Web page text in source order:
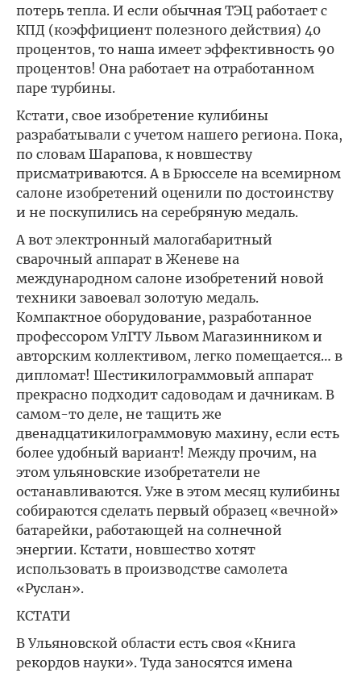
потерь тепла. И если обычная ТЭЦ работает с
КПД (коэффициент полезного действия) 40
процентов, то наша имеет эффективность 90
процентов! Она работает на отработанном
паре турбины.
Кстати, свое изобретение кулибины
разрабатывали с учетом нашего региона. Пока,
по словам Шарапова, к новшеству
присматриваются. А в Брюсселе на всемирном
салоне изобретений оценили по достоинству
и не поскупились на серебряную медаль.
А вот электронный малогабаритный
сварочный аппарат в Женеве на
международном салоне изобретений новой
техники завоевал золотую медаль.
Компактное оборудование, разработанное
профессором УлГТУ Львом Магазинником и
авторским коллективом, легко помещается… в
дипломат! Шестикилограммовый аппарат
прекрасно подходит садоводам и дачникам. В
самом-то деле, не тащить же
двенадцатикилограммовую махину, если есть
более удобный вариант! Между прочим, на
этом ульяновские изобретатели не
останавливаются. Уже в этом месяц кулибины
собираются сделать первый образец «вечной»
батарейки, работающей на солнечной
энергии. Кстати, новшество хотят
использовать в производстве самолета
«Руслан».
КСТАТИ
В Ульяновской области есть своя «Книга
рекордов науки». Туда заносятся имена